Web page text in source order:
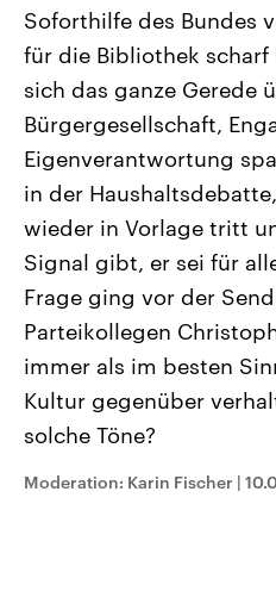
Soforthilfe des Bundes
für die Bibliothek
sich das ganze Gerede
Bürgergesellschaft,
Eigenverantwortung
in der
wieder in Vorlage tritt
Signal gibt, er sei für
Frage ging vor der
Parteikollegen
immer als im besten
Kultur gegenüber
solche Töne?
Moderation: Karin Fischer |